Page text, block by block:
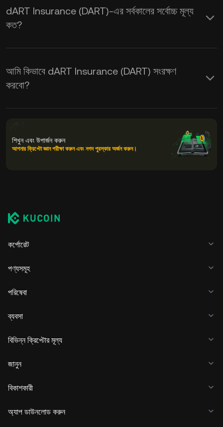
dART Insurance (DART)-এর সর্বকালের সর্বোচ্চ মূল্য
কত?
আমি কিভাবে dART Insurance (DART) সংরক্ষণ
করবো?
শিখুন এবং উপার্জন করুন
আপনার ক্রিপ্টো জ্ঞান পরীক্ষা করুন এবং নগদ পুরস্কার অর্জন করুন।
কর্পোরেট
পণ্যসমূহ
পরিষেবা
ব্যবসা
বিভিন্ন ক্রিপ্টোর মূল্য
জানুন
বিকাশকারী
অ্যাপ ডাউনলোড করুন